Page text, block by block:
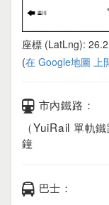
座標 (LatLng):
(在 Google地圖 上
市內鐵路：
（YuiRail 單軌
鐘
巴士：